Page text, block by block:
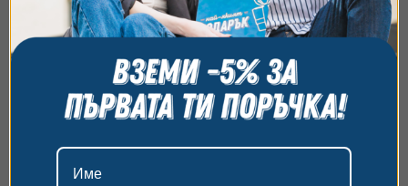
на сайта и да ви показваме персонализирано
съдържание и реклами. Можете да приемете
всички бисквитки, да откажете всички или да
изберете предпочитания. За повече информация
относно начина, по който обработваме вашите
данни, моля, посетете нашата страница за
поверителност.